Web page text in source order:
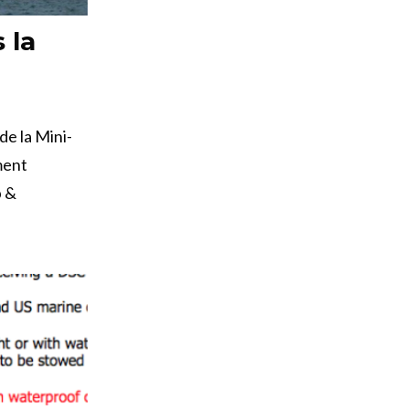
la
la Mini-
&